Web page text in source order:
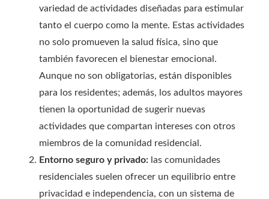
variedad de actividades diseñadas para estimular
tanto el cuerpo como la mente. Estas actividades
no solo promueven la salud física, sino que
también favorecen el bienestar emocional.
Aunque no son obligatorias, están disponibles
para los residentes; además, los adultos mayores
tienen la oportunidad de sugerir nuevas
actividades que compartan intereses con otros
miembros de la comunidad residencial.
Entorno seguro y privado: las comunidades
residenciales suelen ofrecer un equilibrio entre
privacidad e independencia, con un sistema de